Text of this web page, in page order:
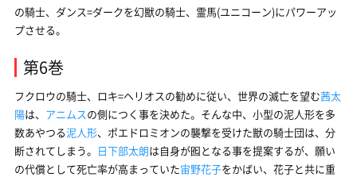
の騎士、ダンス=ダークを幻獣の騎士、霊馬(ユニコーン)にパワーアッ
プさせる。
第6巻
フクロウの騎士、ロキ=ヘリオスの勧めに従い、世界の滅亡を望む茜太
陽は、 アニムスの側につく事を決めた。そんな中、小型の泥人形を多
数あやつる泥人形、ポエドロミオンの襲撃を受けた獣の騎士団は、分
断されてしまう。 日下部太朗は自身が囮となる事を提案するが、願い
の代償として死亡率が高まっていた宙野花子をかばい、花子と共に重